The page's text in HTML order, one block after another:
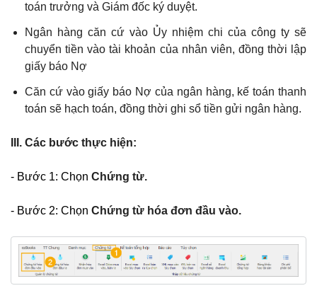
toán trưởng và Giám đốc ký duyệt.
Ngân hàng căn cứ vào Ủy nhiệm chi của công ty sẽ
chuyển tiền vào tài khoản của nhân viên, đồng thời lập
giấy báo Nợ
Căn cứ vào giấy báo Nợ của ngân hàng, kế toán thanh
toán sẽ hạch toán, đồng thời ghi sổ tiền gửi ngân hàng.
III. Các bước thực hiện:
- Bước 1: Chọn Chứng từ.
- Bước 2: Chọn Chứng từ hóa đơn đầu vào.